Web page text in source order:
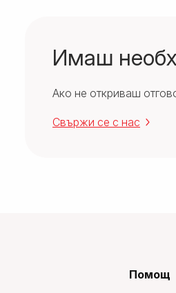
Имаш
Ако не откриваш
Свържи се с нас
Помощ